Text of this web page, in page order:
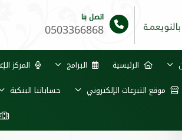
اتصل بنا
0503366868
الرئيسية البرامج المركز
موقع التبرعات الإلكتروني حساباتنا البنكية